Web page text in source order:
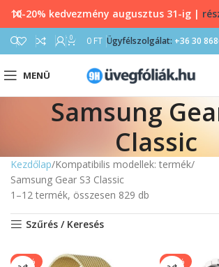
0 0 FT Ügyfélszolgálat: +36 30
MENÜ
Samsung
Classic
Kezdőlap Kompatibilis modellek: termék
Samsung Gear S3 Classic
1–12 termék, összesen 829 db
Szűrés / Keresés
-17%
-40%
10-20% kedvezmény augusztus 31-ig |